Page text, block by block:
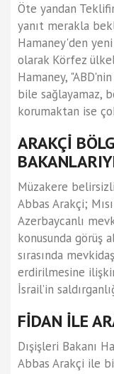
Öte yandan
yanıt merakla
Hamaney'den
olarak Körfez
Hamaney,
bile sağlayamaz,
korumaktan ise
ARAKÇİ
Müzakere
Abbas Arakçi;
Azerbaycanlı
konusunda görüş
sırasında
erdirilmesine
İsrail’in
FİDAN İLE
Dışişleri Bakanı
Abbas Arakçi ile